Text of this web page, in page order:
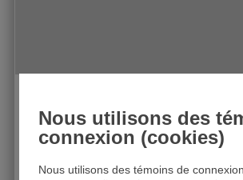
Articles
QUEL STYLE DE PARENT
Vous est-il déjà demandé quel
Nous utilisons des
connexion (cookies)
Nous utilisons des témoins de